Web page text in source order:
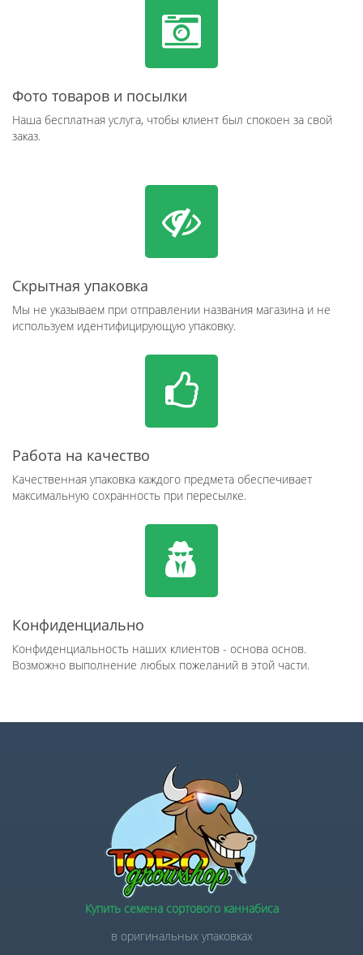
Фото товаров и посылки
Наша бесплатная услуга, чтобы клиент был спокоен за свой
заказ.
Скрытная упаковка
Мы не указываем при отправлении названия магазина и не
используем идентифицирующую упаковку.
Работа на качество
Качественная упаковка каждого предмета обеспечивает
максимальную сохранность при пересылке.
Конфиденциально
Конфиденциальность наших клиентов - основа основ.
Возможно выполнение любых пожеланий в этой части.
Купить семена сортового каннабиса
в оригинальных упаковках